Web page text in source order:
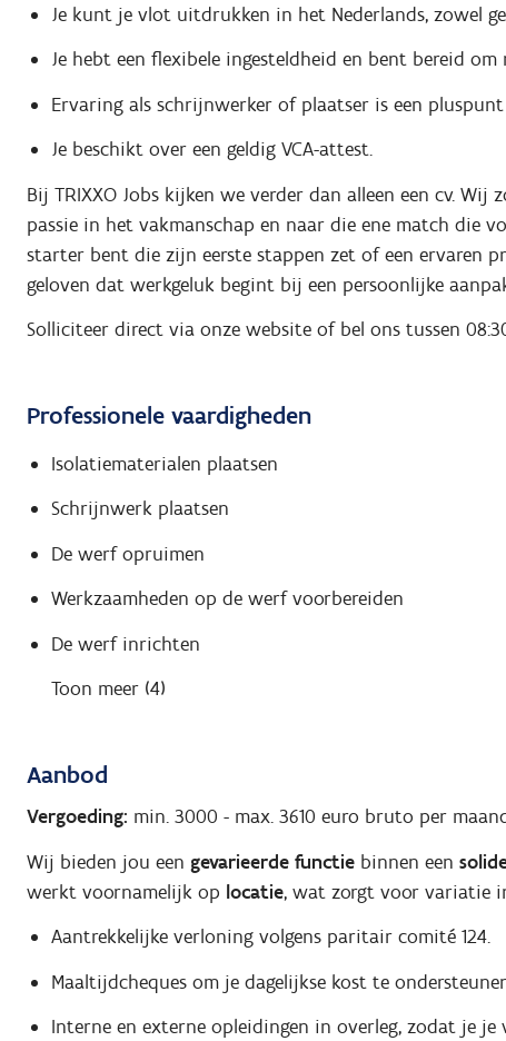
Je kunt je vlot uitdrukken in het Nederlands, zowel
Je hebt een flexibele ingesteldheid en bent bereid
Ervaring als schrijnwerker of plaatser is een pluspunt
Je beschikt over een geldig VCA-attest.
Bij TRIXXO Jobs kijken we verder dan alleen een cv.
passie in het vakmanschap en naar die ene match die
starter bent die zijn eerste stappen zet of een ervaren
geloven dat werkgeluk begint bij een persoonlijke
Solliciteer direct via onze website of bel ons tussen
Professionele vaardigheden
Isolatiematerialen plaatsen
Schrijnwerk plaatsen
De werf opruimen
Werkzaamheden op de werf voorbereiden
De werf inrichten
Toon meer (4)
Aanbod
Vergoeding: min. 3000 - max. 3610 euro bruto per
Wij bieden jou een gevarieerde functie binnen een
werkt voornamelijk op locatie, wat zorgt voor variatie
Aantrekkelijke verloning volgens paritair comité 124.
Maaltijdcheques om je dagelijkse kost te
Interne en externe opleidingen in overleg, zodat je